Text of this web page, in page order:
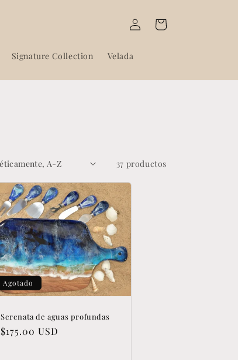
Signature Collection Velada
Iniciar
sesión
Carrito
37 productos
Agotado
Serenata de aguas profundas
Precio
$175.00 USD